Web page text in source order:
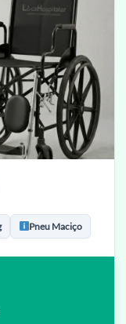
Pneu Maciço